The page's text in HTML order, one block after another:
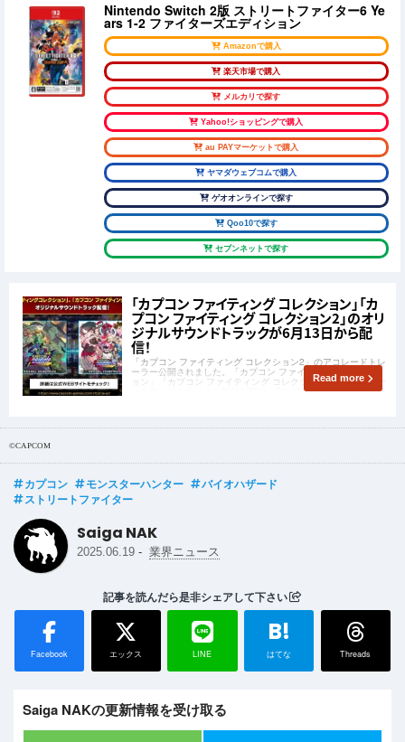
Nintendo Switch 2版 ストリートファイター6 Ye
ars 1-2 ファイターズエディション
Amazonで購入
楽天市場で購入
メルカリで探す
Yahoo!ショッピングで購入
au PAYマーケットで購入
ヤマダウェブコムで購入
ゲオオンラインで探す
Qoo10で探す
セブンネットで探す
「カプコン ファイティング コレクション」「カ
プコン ファイティング コレクション2」のオリ
ジナルサウンドトラックが6月13日から配
信！
「カプコン ファイティング コレクション2」のアコレードトレ
ーラー公開されました。「カプコン ファイティング コレクシ
ョン」「カプコン ファイティング コレクション2」のオリジナ
ルサウンドトラックの配信が開始。SpotifyやAmazon Musicな
Read more
©CAPCOM
カプコン モンスターハンター
バイオハザード
ストリートファイター
Saiga NAK
2025.06.19 - 業界ニュース
記事を読んだら是非シェアして下さい
Facebook エックス LINE
B!
はてな Threads
Saiga NAKの更新情報を受け取る